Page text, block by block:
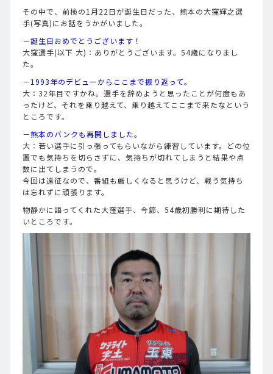
その中で、前検の1月22日が誕生日だった、熊本の大窪輝之選
手(写真)にお話をうかがいました。
－誕生日おめでとうございます！
大窪選手(以下 大)：ありがとうございます。54歳になりまし
た。
－1993年のデビューからここまで振り返って。
大：32年目ですかね。選手を辞めようと思ったことが何度もあ
ったけど、それを乗り越えて、乗り越えてここまで来たなという
ところです。
－熊本のバンクも再開しました。
大：若い選手に引っ張ってもらいながら練習しています。どの位
置でも気持ちを切らさずに、気持ちが切れてしまうと結果や点
数に出てしまうので。
今回は遠征なので、番組も厳しくなると思うけど、戦う気持ち
は忘れずに頑張ります。
物静かに語ってくれた大窪選手、今節、54歳初勝利に期待した
いところです。